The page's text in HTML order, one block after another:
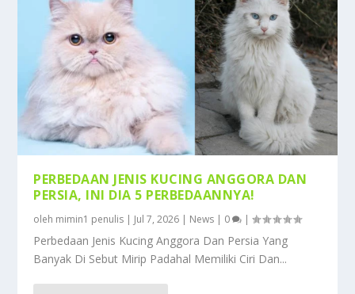
PERBEDAAN JENIS KUCING ANGGORA DAN
PERSIA, INI DIA 5 PERBEDAANNYA!
oleh mimin1 penulis | Jul 7, 2026 | News | 0 |
Perbedaan Jenis Kucing Anggora Dan Persia Yang
Banyak Di Sebut Mirip Padahal Memiliki Ciri Dan...